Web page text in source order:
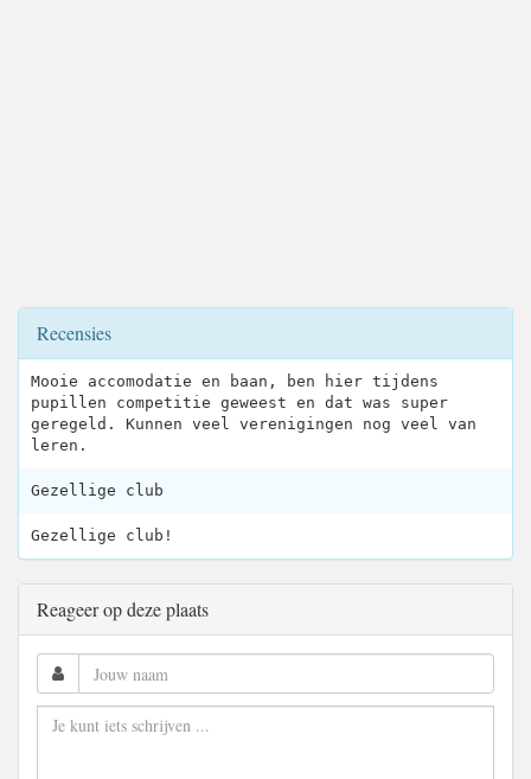
Recensies
Mooie accomodatie en baan, ben hier tijdens
pupillen competitie geweest en dat was super
geregeld. Kunnen veel verenigingen nog veel van
leren.
Gezellige club
Gezellige club!
Reageer op deze plaats